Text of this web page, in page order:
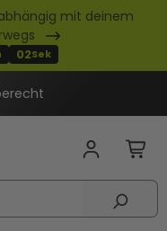
mit deinem
01Sek